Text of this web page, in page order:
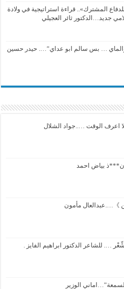
المشترك».. قراءة استراتيجية في ولادة
جديد…الدكتور ثائر العجيلي
والماي … بس سالم ابو عداي”…. حيدر حسين
اعرف الوقت …..جواد الشلال
بياض احمد
》….عبدالعال مأمون
…. للشاعر الدكتور ابراهيم الفايز .
الوزير